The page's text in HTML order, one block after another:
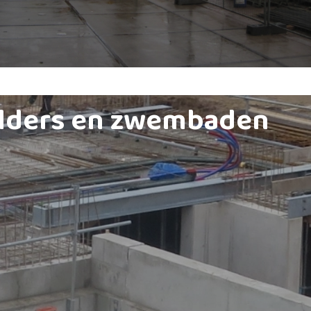
en zwembaden